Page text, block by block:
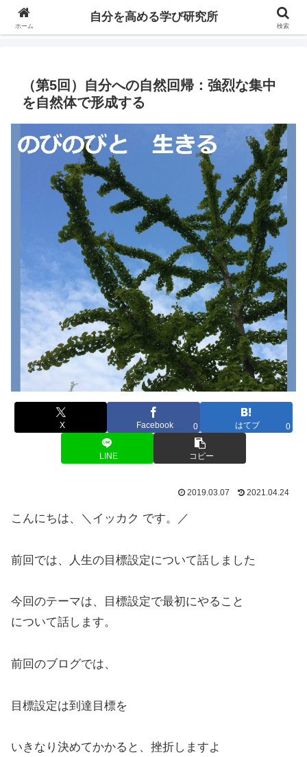
自分の価値を高めるための学びについて研究し、セミナーや情報（ブログ、動
（第5回）自分への自然回帰：強烈な集中
を自然体で形成する
X Facebook 0 はてブ 0
LINE コピー
2019.03.07 2021.04.24
こんにちは、＼イッカク です。／
前回では、人生の目標設定について話しました
今回のテーマは、目標設定で最初にやること
について話します。
前回のブログでは、
目標設定は到達目標を
いきなり決めてかかると、挫折しますよ
ホーム
自分を高める学び研究所
検索